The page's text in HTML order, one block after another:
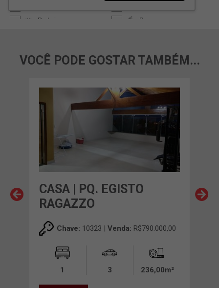
VOCÊ PODE GOSTAR TAMBÉM...
CASA | PQ. EGISTO
RAGAZZO
Chave: 10323 | Venda: R$790.000,00
1 3 236,00m²